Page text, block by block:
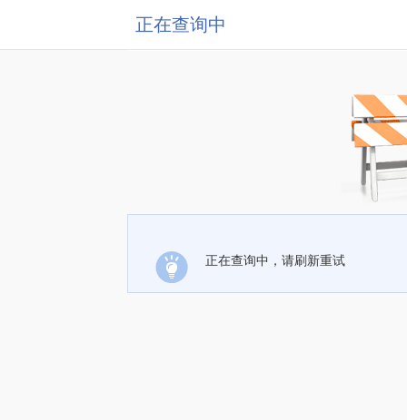
正在查询中
正在查询中，请刷新重试